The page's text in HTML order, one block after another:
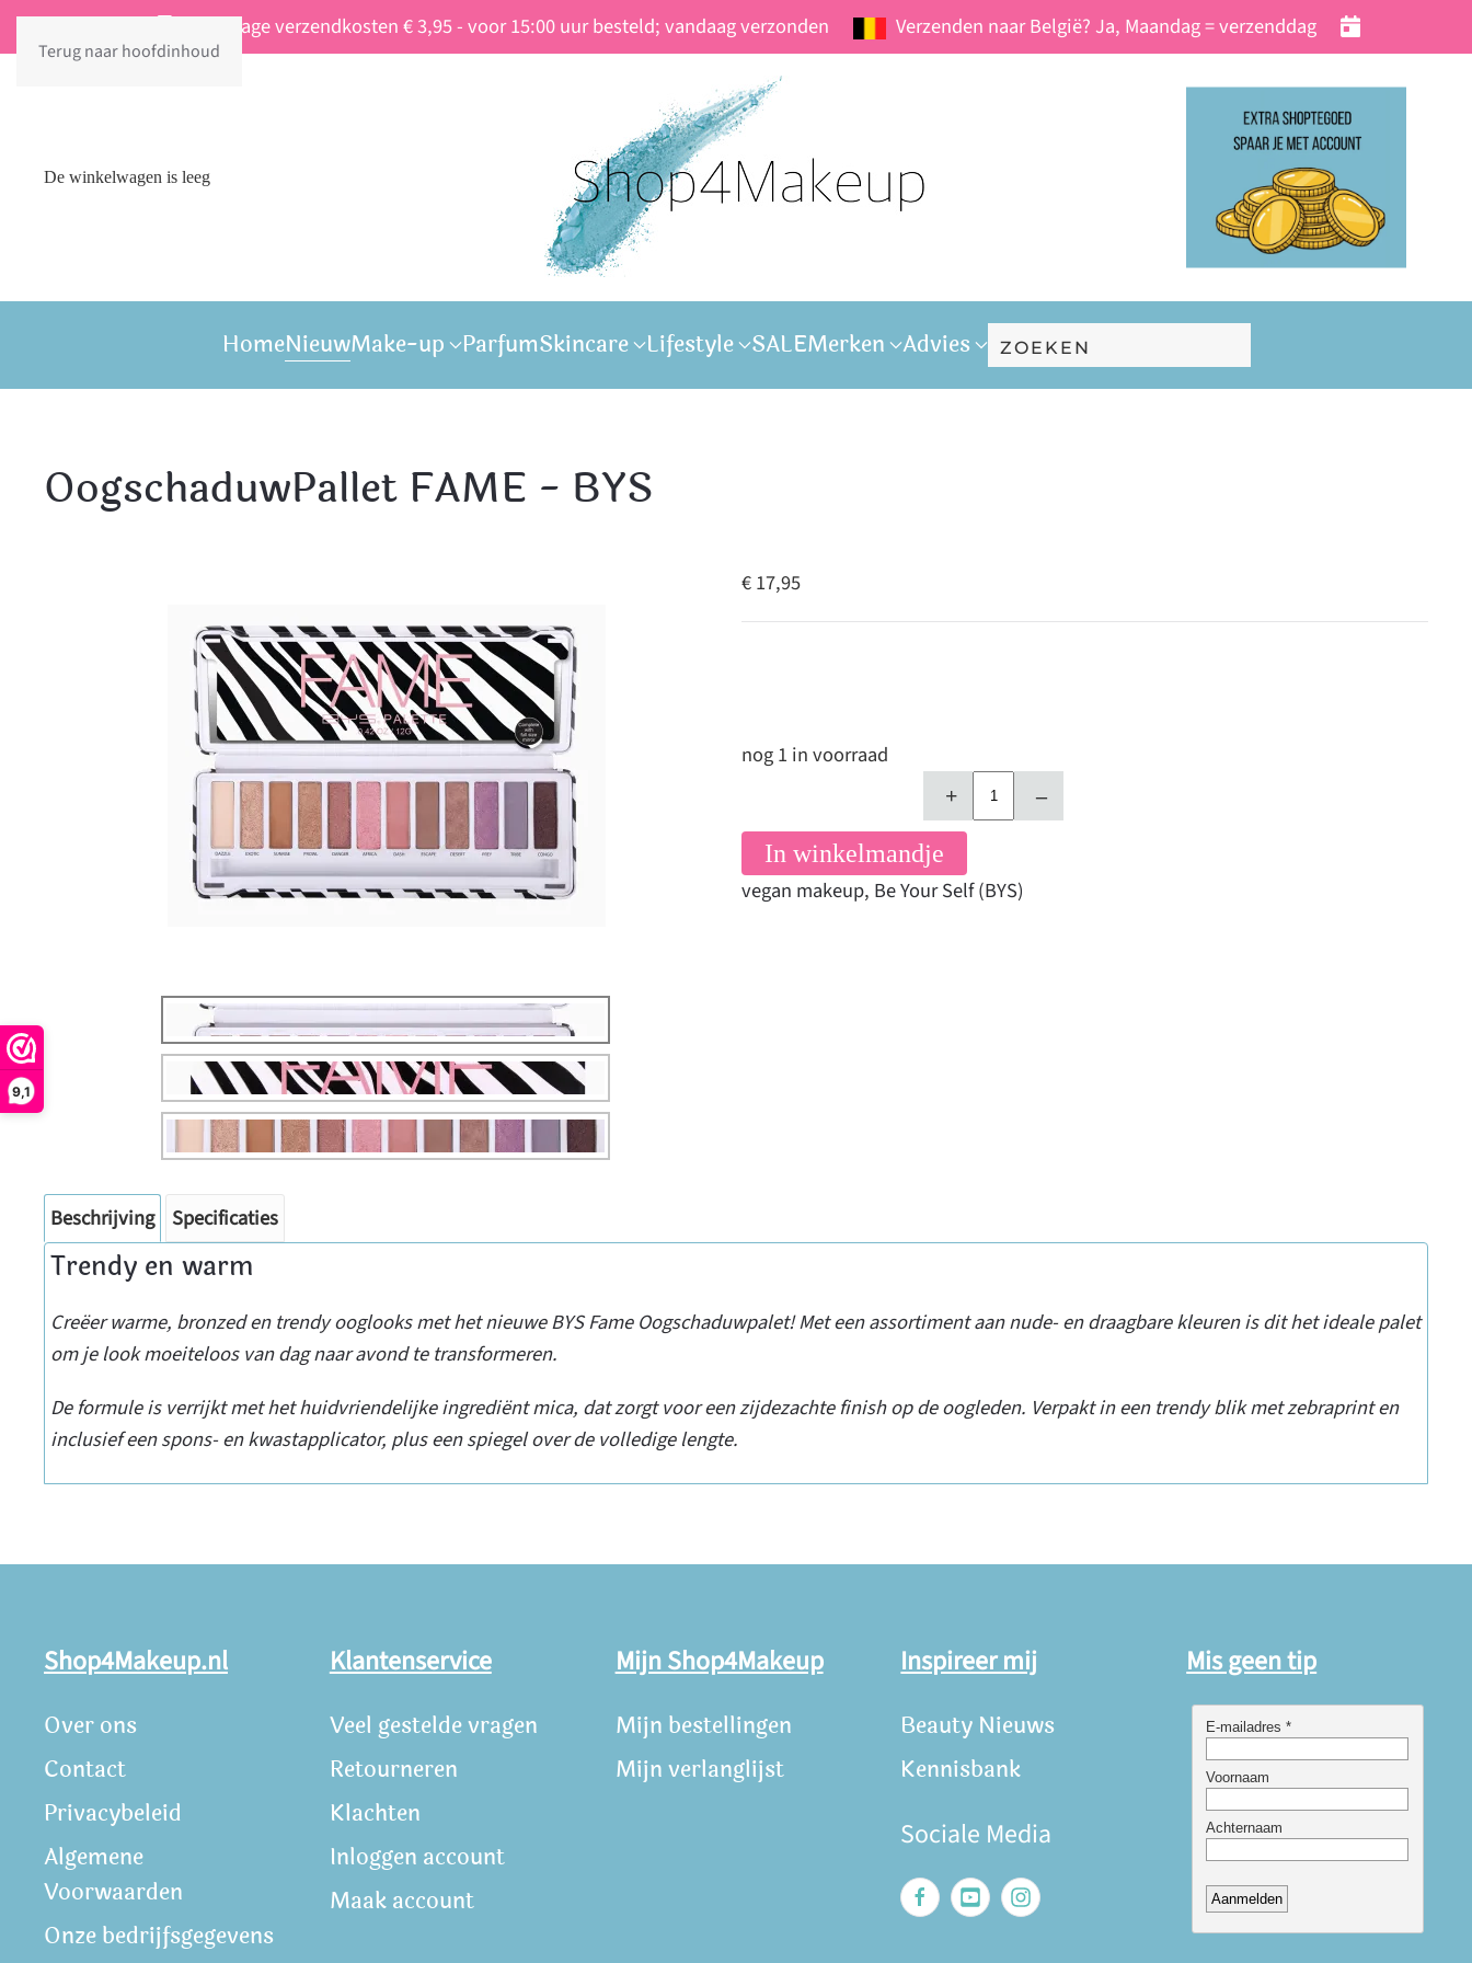
9,1
Terug naar hoofdinhoud
Vaste lage verzendkosten € 3,95 - voor 15:00 uur besteld; vandaag verzonden Verzenden naar België? Ja, Maandag = verzenddag
De winkelwagen is leeg
HomeNieuwMake-up ParfumSkincare Lifestyle SALEMerken Advies
OogschaduwPallet FAME - BYS
€ 17,95
nog 1 in voorraad
+ –
In winkelmandje
vegan makeup, Be Your Self (BYS)
Beschrijving Specificaties
Trendy en warm
Creëer warme, bronzed en trendy ooglooks met het nieuwe BYS Fame Oogschaduwpalet! Met een assortiment aan nude- en draagbare kleuren is dit het ideale palet
om je look moeiteloos van dag naar avond te transformeren.
De formule is verrijkt met het huidvriendelijke ingrediënt mica, dat zorgt voor een zijdezachte finish op de oogleden. Verpakt in een trendy blik met zebraprint en
inclusief een spons- en kwastapplicator, plus een spiegel over de volledige lengte.
Shop4Makeup.nl
Over ons
Contact
Privacybeleid
Algemene
Voorwaarden
Onze bedrijfsgegevens
Klantenservice
Veel gestelde vragen
Retourneren
Klachten
Inloggen account
Maak account
Mijn Shop4Makeup
Mijn bestellingen
Mijn verlanglijst
Inspireer mij
Beauty Nieuws
Kennisbank
Sociale Media
Mis geen tip